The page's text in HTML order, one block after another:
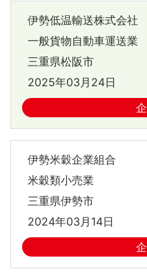
伊勢低温輸送株式会社
一般貨物自動車運送業
三重県松阪市
2025年03月24日
伊勢米穀企業組合
米穀類小売業
三重県伊勢市
2024年03月14日